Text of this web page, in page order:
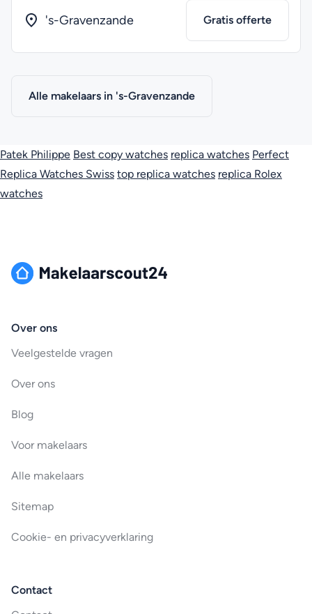
's-Gravenzande Gratis offerte
Alle makelaars in 's-Gravenzande
Patek Philippe Best copy watches replica watches Perfect
Replica Watches Swiss top replica watches replica Rolex
watches
Over ons
Veelgestelde vragen
Over ons
Blog
Voor makelaars
Alle makelaars
Sitemap
Cookie- en privacyverklaring
Contact